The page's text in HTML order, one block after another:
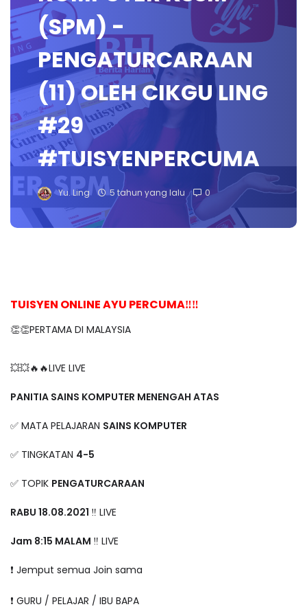
(SPM) -
PENGATURCARAAN
(11) OLEH CIKGU LING
#29
#TUISYENPERCUMA
Yu. Ling 5 tahun yang lalu 0
TUISYEN ONLINE AYU PERCUMA‼️‼️
👏👏PERTAMA DI MALAYSIA
💥💥🔥🔥LIVE LIVE
PANITIA SAINS KOMPUTER MENENGAH ATAS
✅ MATA PELAJARAN SAINS KOMPUTER
✅ TINGKATAN 4-5
✅ TOPIK PENGATURCARAAN
RABU 18.08.2021 ‼️ LIVE
Jam 8:15 MALAM ‼️ LIVE
❗️ Jemput semua Join sama
❗️ GURU / PELAJAR / IBU BAPA